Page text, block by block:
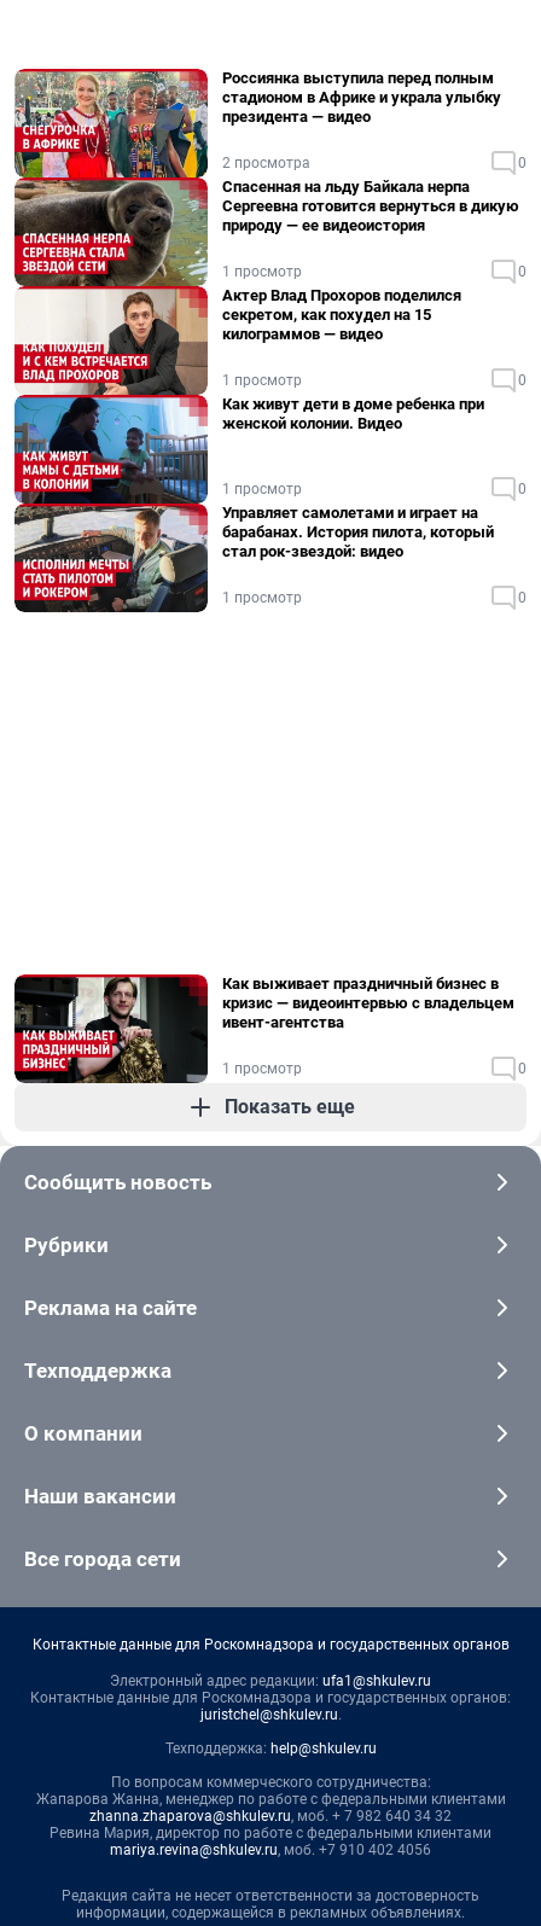
Россиянка выступила перед полным
стадионом в Африке и украла улыбку
президента — видео
2 просмотра 0
Спасенная на льду Байкала нерпа
Сергеевна готовится вернуться в дикую
природу — ее видеоистория
1 просмотр 0
Актер Влад Прохоров поделился
секретом, как похудел на 15
килограммов — видео
1 просмотр 0
Как живут дети в доме ребенка при
женской колонии. Видео
1 просмотр 0
Управляет самолетами и играет на
барабанах. История пилота, который
стал рок-звездой: видео
1 просмотр 0
Как выживает праздничный бизнес в
кризис — видеоинтервью с владельцем
ивент-агентства
1 просмотр 0
Показать еще
Сообщить новость
Рубрики
Реклама на сайте
Техподдержка
О компании
Наши вакансии
Все города сети
Контактные данные для Роскомнадзора и государственных органов
Электронный адрес редакции: ufa1@shkulev.ru
Контактные данные для Роскомнадзора и государственных органов:
juristchel@shkulev.ru.
Техподдержка: help@shkulev.ru
По вопросам коммерческого сотрудничества:
Жапарова Жанна, менеджер по работе с федеральными клиентами
zhanna.zhaparova@shkulev.ru, моб. + 7 982 640 34 32
Ревина Мария, директор по работе с федеральными клиентами
mariya.revina@shkulev.ru, моб. +7 910 402 4056
Редакция сайта не несет ответственности за достоверность
информации, содержащейся в рекламных объявлениях.